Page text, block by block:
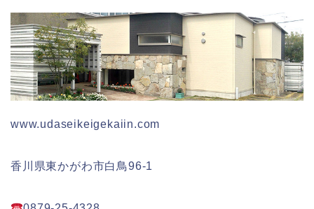
www.udaseikeigekaiin.com
香川県東かがわ市白鳥96-1